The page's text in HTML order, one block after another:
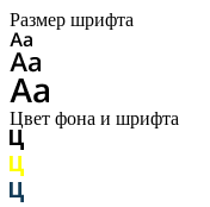
Размер шрифта
Цвет фона и шрифта